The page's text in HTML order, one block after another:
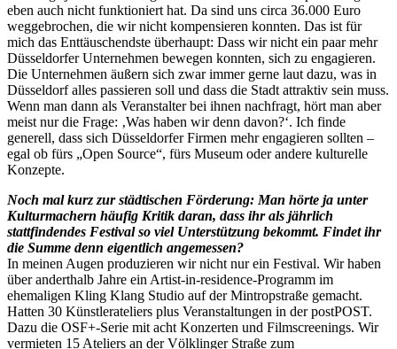
eben auch nicht funktioniert hat. Da sind uns circa 36.000 Euro
weggebrochen, die wir nicht kompensieren konnten. Das ist für
mich das Enttäuschendste überhaupt: Dass wir nicht ein paar mehr
Düsseldorfer Unternehmen bewegen konnten, sich zu engagieren.
Die Unternehmen äußern sich zwar immer gerne laut dazu, was in
Düsseldorf alles passieren soll und dass die Stadt attraktiv sein muss.
Wenn man dann als Veranstalter bei ihnen nachfragt, hört man aber
meist nur die Frage: ‚Was haben wir denn davon?‘. Ich finde
generell, dass sich Düsseldorfer Firmen mehr engagieren sollten –
egal ob fürs „Open Source“, fürs Museum oder andere kulturelle
Konzepte.
Noch mal kurz zur städtischen Förderung: Man hörte ja unter
Kulturmachern häufig Kritik daran, dass ihr als jährlich
stattfindendes Festival so viel Unterstützung bekommt. Findet ihr
die Summe denn eigentlich angemessen?
In meinen Augen produzieren wir nicht nur ein Festival. Wir haben
über anderthalb Jahre ein Artist-in-residence-Programm im
ehemaligen Kling Klang Studio auf der Mintropstraße gemacht.
Hatten 30 Künstlerateliers plus Veranstaltungen in der postPOST.
Dazu die OSF+-Serie mit acht Konzerten und Filmscreenings. Wir
vermieten 15 Ateliers an der Völklinger Straße zum